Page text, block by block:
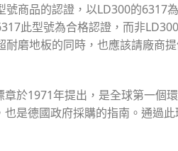
商品的認證，以LD300的6317
此型號為合格認證，而非
耐磨地板的同時，也應該請廠商
章於1971年提出，是全球第一個
也是德國政府採購的指南。通過